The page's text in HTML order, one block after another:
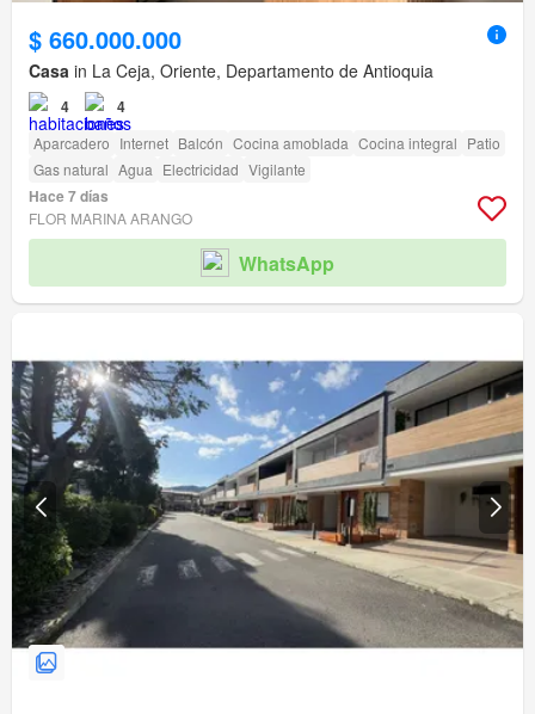
$ 660.000.000
Casa in La Ceja, Oriente, Departamento de Antioquia
4 4
Aparcadero Internet Balcón Cocina amoblada Cocina integral Patio
Gas natural Agua Electricidad Vigilante
Hace 7 días
FLOR MARINA ARANGO
WhatsApp